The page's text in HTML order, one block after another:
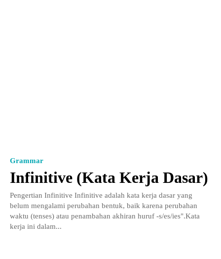
Grammar
Infinitive (Kata Kerja Dasar)
Pengertian Infinitive Infinitive adalah kata kerja dasar yang
belum mengalami perubahan bentuk, baik karena perubahan
waktu (tenses) atau penambahan akhiran huruf -s/es/ies".Kata
kerja ini dalam...